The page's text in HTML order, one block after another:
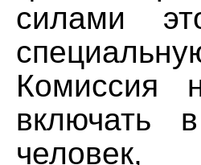
силами
Комиссия
включать